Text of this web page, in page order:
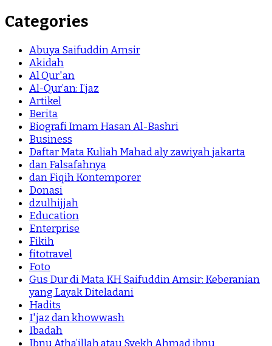
Categories
Abuya Saifuddin Amsir
Akidah
Al Qur'an
Al-Qur’an: I’jaz
Artikel
Berita
Biografi Imam Hasan Al-Bashri
Business
Daftar Mata Kuliah Mahad aly zawiyah jakarta
dan Falsafahnya
dan Fiqih Kontemporer
Donasi
dzulhijjah
Education
Enterprise
Fikih
fitotravel
Foto
Gus Dur di Mata KH Saifuddin Amsir: Keberanian
yang Layak Diteladani
Hadits
I'jaz dan khowwash
Ibadah
Ibnu Atha’illah atau Syekh Ahmad ibnu